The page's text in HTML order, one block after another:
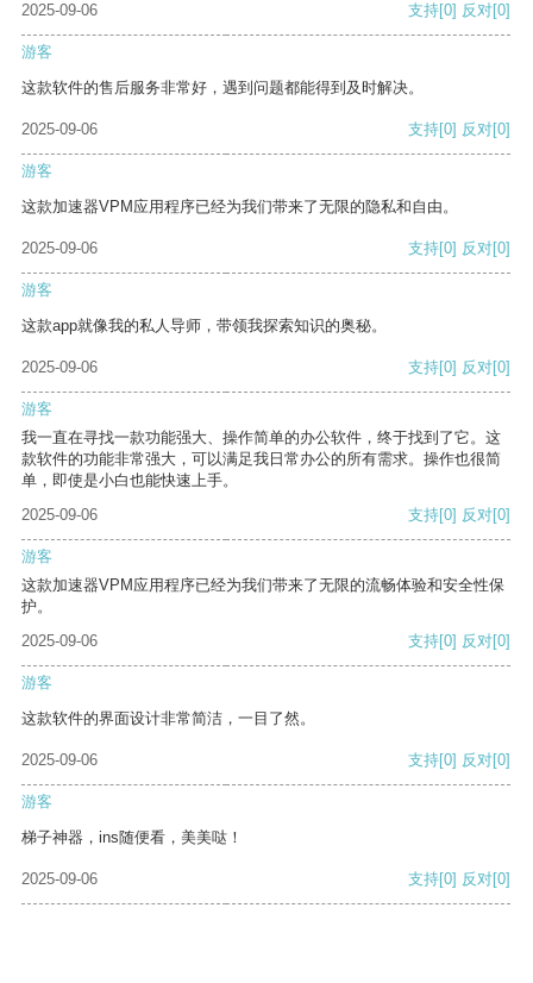
2025-09-06
支持[0] 反对[0]
游客
这款软件的售后服务非常好，遇到问题都能得到及时解决。
2025-09-06 支持[0] 反对[0]
游客
这款加速器VPM应用程序已经为我们带来了无限的隐私和自由。
2025-09-06 支持[0] 反对[0]
游客
这款app就像我的私人导师，带领我探索知识的奥秘。
2025-09-06 支持[0] 反对[0]
游客
我一直在寻找一款功能强大、操作简单的办公软件，终于找到了它。这
款软件的功能非常强大，可以满足我日常办公的所有需求。操作也很简
单，即使是小白也能快速上手。
2025-09-06
支持[0] 反对[0]
游客
这款加速器VPM应用程序已经为我们带来了无限的流畅体验和安全性保
护。
2025-09-06
支持[0] 反对[0]
游客
这款软件的界面设计非常简洁，一目了然。
2025-09-06 支持[0] 反对[0]
游客
梯子神器，ins随便看，美美哒！
2025-09-06 支持[0] 反对[0]